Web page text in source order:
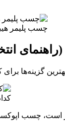
چسب پلیمر
گزینه‌ها برای
چسب اپوکسی به